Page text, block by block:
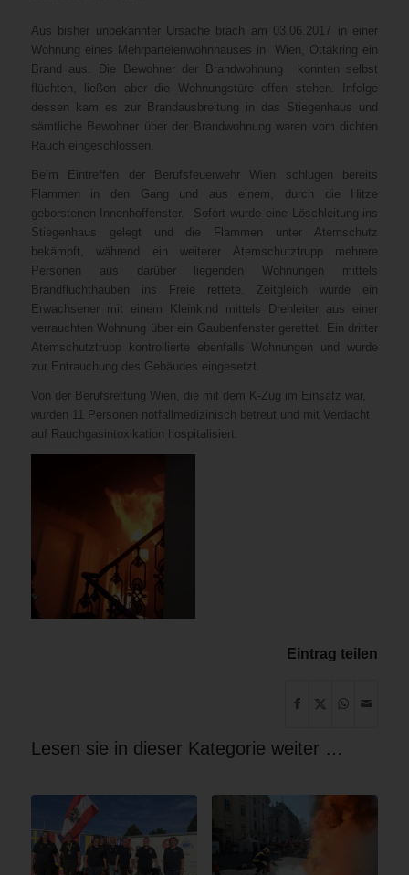
Aus bisher unbekannter Ursache brach am 03.06.2017 in einer
Wohnung eines Mehrparteienwohnhauses in Wien, Ottakring ein
Brand aus. Die Bewohner der Brandwohnung konnten selbst
flüchten, ließen aber die Wohnungstüre offen stehen. Infolge
dessen kam es zur Brandausbreitung in das Stiegenhaus und
sämtliche Bewohner über der Brandwohnung waren vom dichten
Rauch eingeschlossen.
Beim Eintreffen der Berufsfeuerwehr Wien schlugen bereits
Flammen in den Gang und aus einem, durch die Hitze
geborstenen Innenhoffenster. Sofort wurde eine Löschleitung ins
Stiegenhaus gelegt und die Flammen unter Atemschutz
bekämpft, während ein weiterer Atemschutztrupp mehrere
Personen aus darüber liegenden Wohnungen mittels
Brandfluchthauben ins Freie rettete. Zeitgleich wurde ein
Erwachsener mit einem Kleinkind mittels Drehleiter aus einer
verrauchten Wohnung über ein Gaubenfenster gerettet. Ein dritter
Atemschutztrupp kontrollierte ebenfalls Wohnungen und wurde
zur Entrauchung des Gebäudes eingesetzt.
Von der Berufsrettung Wien, die mit dem K-Zug im Einsatz war,
wurden 11 Personen notfallmedizinisch betreut und mit Verdacht
auf Rauchgasintoxikation hospitalisiert.
Eintrag teilen
Lesen sie in dieser Kategorie weiter …